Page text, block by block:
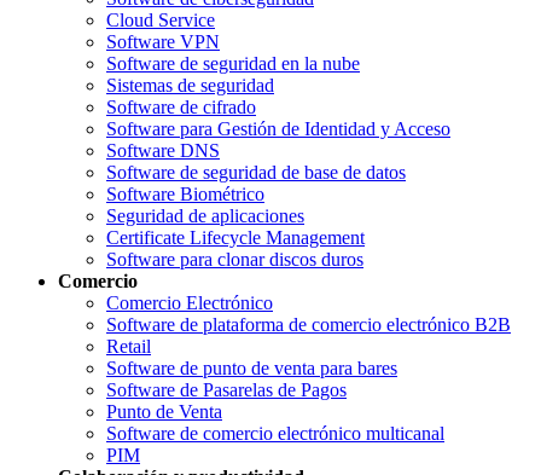
Cloud Service
Software VPN
Software de seguridad en la nube
Sistemas de seguridad
Software de cifrado
Software para Gestión de Identidad y Acceso
Software DNS
Software de seguridad de base de datos
Software Biométrico
Seguridad de aplicaciones
Certificate Lifecycle Management
Software para clonar discos duros
Comercio
Comercio Electrónico
Software de plataforma de comercio electrónico B2B
Retail
Software de punto de venta para bares
Software de Pasarelas de Pagos
Punto de Venta
Software de comercio electrónico multicanal
PIM